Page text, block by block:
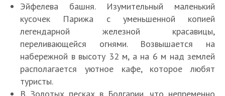
Эйфелева башня. Изумительный маленький
кусочек Парижа с уменьшенной копией
легендарной железной красавицы,
переливающейся огнями. Возвышается на
набережной в высоту 32 м, а на 6 м над землей
располагается уютное кафе, которое любят
туристы.